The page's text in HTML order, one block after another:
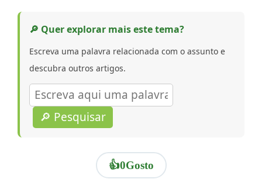
🔎 Quer explorar mais este tema?
Escreva uma palavra relacionada com o assunto e
descubra outros artigos.
🔎 Pesquisar
👍0Gosto